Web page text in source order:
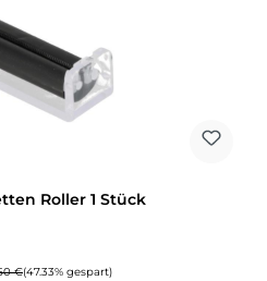
Roller 1 Stück
Preis:
€(47.33% gespart)